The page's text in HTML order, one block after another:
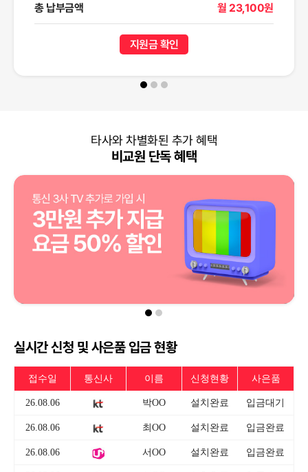
총 납부금액 월 23,100원
지원금 확인
타사와 차별화된 추가 혜택
비교원 단독 혜택
실시간 신청 및 사은품 입금 현황